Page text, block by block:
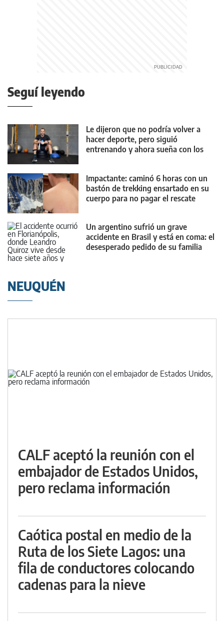
Seguí leyendo
Le dijeron que no podría volver a
hacer deporte, pero siguió
entrenando y ahora sueña con los
Impactante: caminó 6 horas con un
bastón de trekking ensartado en su
cuerpo para no pagar el rescate
Un argentino sufrió un grave
accidente en Brasil y está en coma: el
desesperado pedido de su familia
NEUQUÉN
CALF aceptó la reunión con el
embajador de Estados Unidos,
pero reclama información
Caótica postal en medio de la
Ruta de los Siete Lagos: una
fila de conductores colocando
cadenas para la nieve